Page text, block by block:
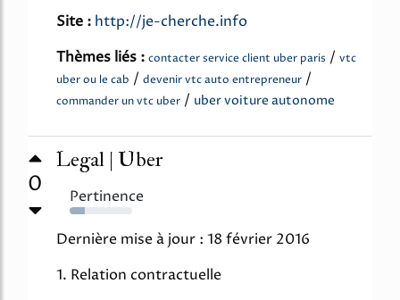
Site : http://je-cherche.info
Thèmes liés : contacter service client uber paris / vtc
uber ou le cab / devenir vtc auto entrepreneur /
commander un vtc uber / uber voiture autonome
0
Legal | Uber
Pertinence
24%
Dernière mise à jour : 18 février 2016
1. Relation contractuelle